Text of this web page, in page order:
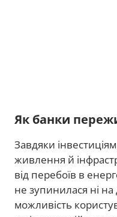
Як банки
Завдяки
живлення й
від перебоїв в
не зупинилася ні
можливість